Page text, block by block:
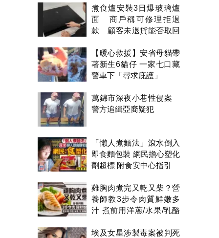
煮食爐安裝3日爆玻璃爐
面 商戶稱可修理拒退
款 顧客未退貨能否取回
【暖心救援】安省母貓帶
著新生6貓仔 一家七口藏
警車下「尋求庇護」
萬錦市深夜小巷性侵案
警方追緝亞裔疑犯
「懶人煮麵法」滾水倒入
即食麵包裝 網民擔心塑化
劑超標 附食安中心指引
雞胸肉煮完又乾又柴？營
養師教3步令肉質鮮嫩多
汁 煮前用洋蔥/水果/乳酪
埃及女星涉製毒案被判死